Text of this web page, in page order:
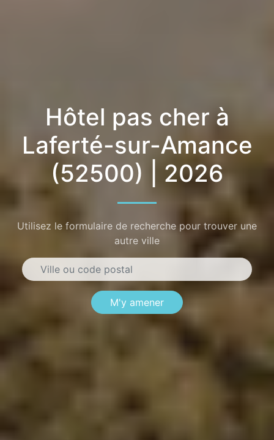
Hôtel pas cher à
Laferté-sur-Amance
(52500) | 2026
Utilisez le formulaire de recherche pour trouver une
autre ville
M'y amener